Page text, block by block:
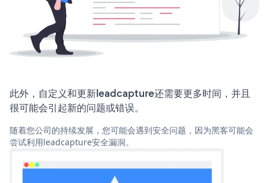
此外，自定义和更新leadcapture还需要更多时间，并且
很可能会引起新的问题或错误。
随着您公司的持续发展，您可能会遇到安全问题，因为黑客可能会
尝试利用leadcapture安全漏洞。